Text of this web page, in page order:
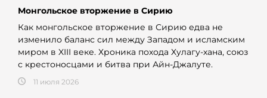
Монгольское вторжение в Сирию
Как монгольское вторжение в Сирию едва не
изменило баланс сил между Западом и исламским
миром в XIII веке. Хроника похода Хулагу-хана, союз
с крестоносцами и битва при Айн-Джалуте.
11 июля 2026